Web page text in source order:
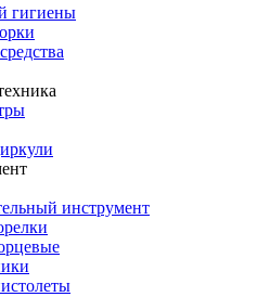
гигиены
инструмент